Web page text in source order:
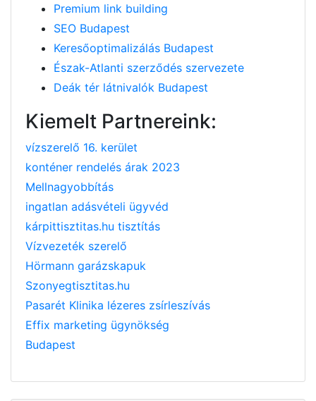
Premium link building
SEO Budapest
Keresőoptimalizálás Budapest
Észak-Atlanti szerződés szervezete
Deák tér látnivalók Budapest
Kiemelt Partnereink:
vízszerelő 16. kerület
konténer rendelés árak 2023
Mellnagyobbítás
ingatlan adásvételi ügyvéd
kárpittisztitas.hu tisztítás
Vízvezeték szerelő
Hörmann garázskapuk
Szonyegtisztitas.hu
Pasarét Klinika lézeres zsírleszívás
Effix marketing ügynökség
Budapest